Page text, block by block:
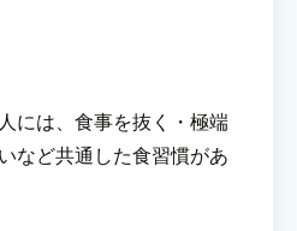
には、食事を抜く・極端
など共通した食習慣があ